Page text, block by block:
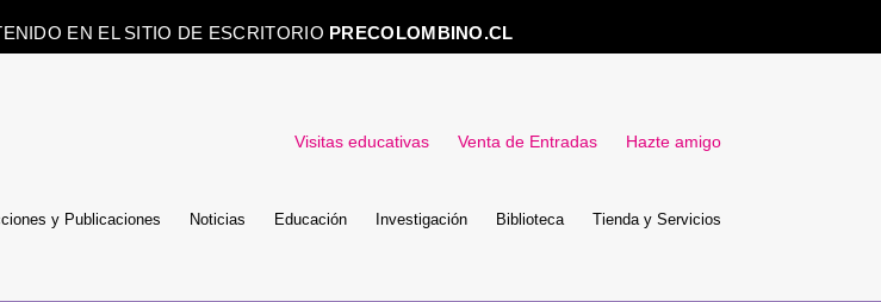
EN EL SITIO DE ESCRITORIO PRECOLOMBINO.CL
Visitas educativas Venta de Entradas Hazte amigo
y Publicaciones Noticias Educación Investigación Biblioteca Tienda y Servicios